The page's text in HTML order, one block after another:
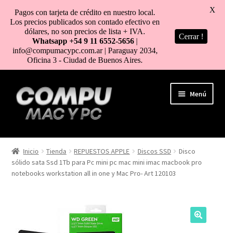
al
contenido
Menú
HOME
TIENDA
Inicio Tienda REPUESTOS APPLE Discos SSD
Disco
sólido sata Ssd 1Tb para Pc mini pc mac mini imac macbook pro
notebooks workstation all in one y Mac Pro- Art 120103
Pagos con tarjeta de crédito en nuestro local.
Los precios publicados son contado efectivo en
dólares, no son precios de lista + IVA.
Whatsapp +54 9 11 6552-5656 |
info@compumacypc.com.ar | Paraguay 2034,
Oficina 3 - Ciudad de Buenos Aires.
Cerrar !
X